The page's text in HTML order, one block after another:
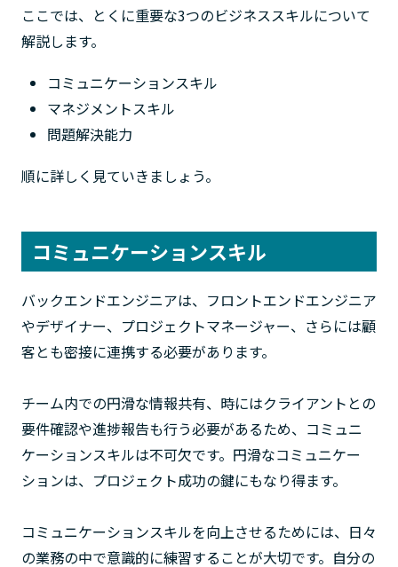
ここでは、とくに重要な3つのビジネススキルについて
解説します。
コミュニケーションスキル
マネジメントスキル
問題解決能力
順に詳しく見ていきましょう。
コミュニケーションスキル
バックエンドエンジニアは、フロントエンドエンジニア
やデザイナー、プロジェクトマネージャー、さらには顧
客とも密接に連携する必要があります。
チーム内での円滑な情報共有、時にはクライアントとの
要件確認や進捗報告も行う必要があるため、コミュニ
ケーションスキルは不可欠です。円滑なコミュニケー
ションは、プロジェクト成功の鍵にもなり得ます。
コミュニケーションスキルを向上させるためには、日々
の業務の中で意識的に練習することが大切です。自分の